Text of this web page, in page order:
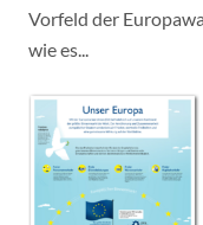
Vorfeld der
wie es...